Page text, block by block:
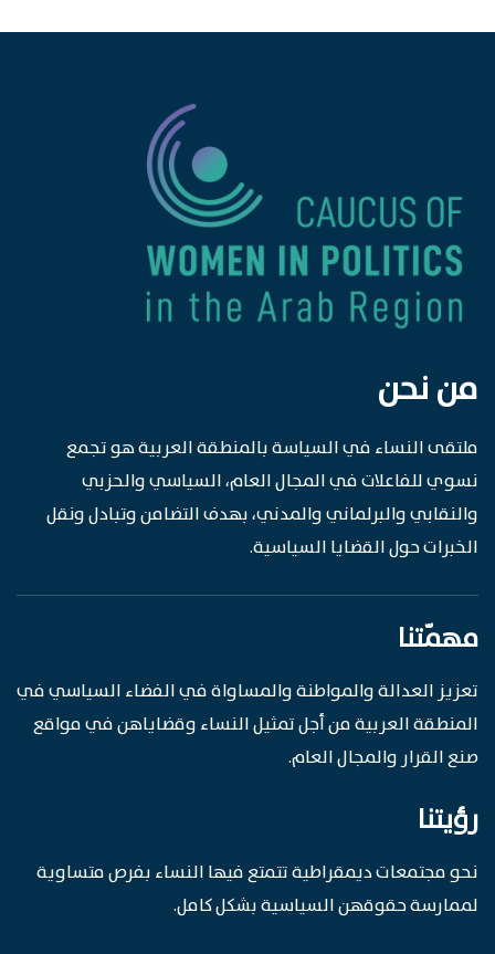
من نحن
ملتقى النساء في السياسة بالمنطقة العربية هو تجمع
نسوي للفاعلات في المجال العام، السياسي والحزبي
والنقابي والبرلماني والمدني، بهدف التضامن وتبادل ونقل
الخبرات حول القضايا السياسية.
مهمّتنا
تعزيز العدالة والمواطنة والمساواة في الفضاء السياسي في
المنطقة العربية من أجل تمثيل النساء وقضاياهن في مواقع
صنع القرار والمجال العام.
رؤيتنا
نحو مجتمعات ديمقراطية تتمتع فيها النساء بفرص متساوية
لممارسة حقوقهن السياسية بشكل كامل.